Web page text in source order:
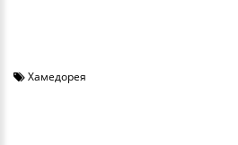
Хамедорея